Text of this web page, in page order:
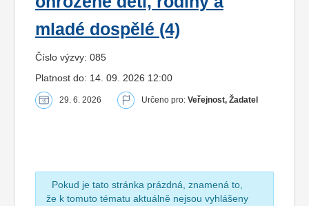
mladé dospělé (4)
Číslo výzvy: 085
Platnost do: 14. 09. 2026 12:00
29. 6. 2026 Určeno pro: Veřejnost, Žadatel
Pokud je tato stránka prázdná, znamená to,
že k tomuto tématu aktuálně nejsou vyhlášeny